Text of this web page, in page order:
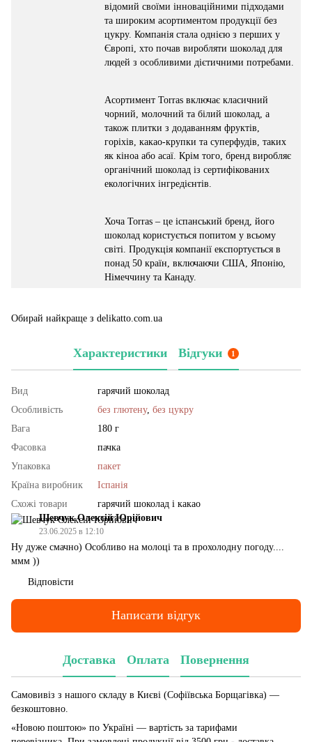
відомий своїми інноваційними підходами
та широким асортиментом продукції без
цукру. Компанія стала однією з перших у
Європі, хто почав виробляти шоколад для
людей з особливими дієтичними потребами.
Асортимент Torras включає класичний
чорний, молочний та білий шоколад, а
також плитки з додаванням фруктів,
горіхів, какао-крупки та суперфудів, таких
як кіноа або асаї. Крім того, бренд виробляє
органічний шоколад із сертифікованих
екологічних інгредієнтів.
Хоча Torras – це іспанський бренд, його
шоколад користується попитом у всьому
світі. Продукція компанії експортується в
понад 50 країн, включаючи США, Японію,
Німеччину та Канаду.
Обирай найкраще з delikatto.com.ua
Характеристики Відгуки 1
Вид
гарячий шоколад
Особливість
без глютену, без цукру
Вага
180 г
Фасовка
пачка
Упаковка
пакет
Країна виробник
Іспанія
Схожі товари
гарячий шоколад і какао
Шевчук Олексій Юрійович
23.06.2025 в 12:10
Ну дуже смачно) Особливо на молоці та в прохолодну погоду....
ммм ))
Відповісти
Написати відгук
Доставка Оплата Повернення
Самовивіз з нашого складу в Києві (Софіївська Борщагівка) —
безкоштовно.
«Новою поштою» по Україні — вартість за тарифами